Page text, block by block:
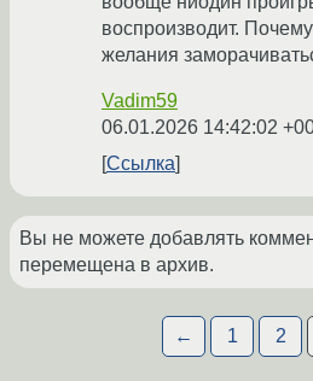
воспроизводит.
желания
Vadim59
06.01.2026 14:42:02
Ссылка
Вы не можете добавлять
перемещена в архив.
← 1 2